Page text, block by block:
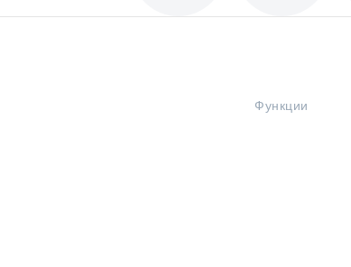
Функции